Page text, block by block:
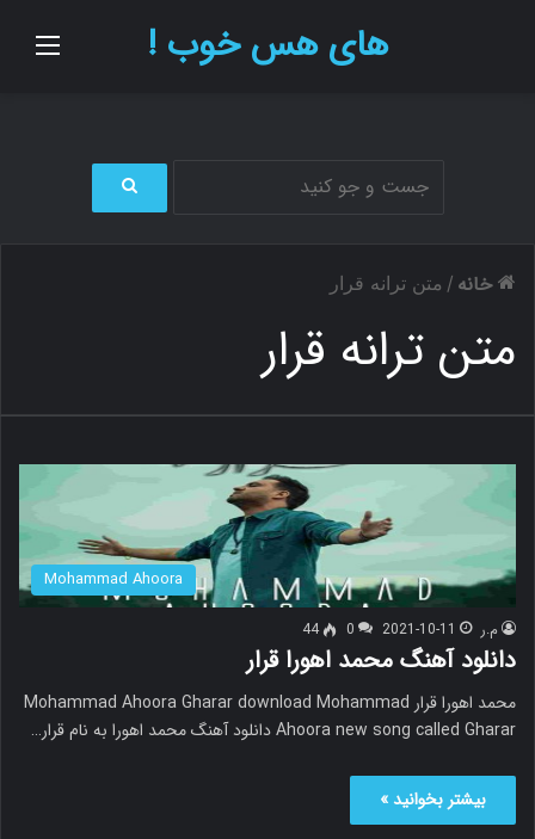
های هس خوب !
ج
ی
خانه / متن ترانه قرار
متن ترانه قرار
Mohammad Ahoora
م.ر 2021-10-11
0
44
دانلود آهنگ محمد اهورا قرار
محمد اهورا قرار Mohammad Ahoora Gharar download Mohammad
Ahoora new song called Gharar دانلود آهنگ محمد اهورا به نام قرار…
بیشتر بخوانید »